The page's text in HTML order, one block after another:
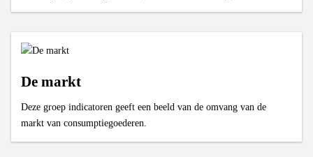
De markt
Deze groep indicatoren geeft een beeld van de omvang van de
markt van consumptiegoederen.